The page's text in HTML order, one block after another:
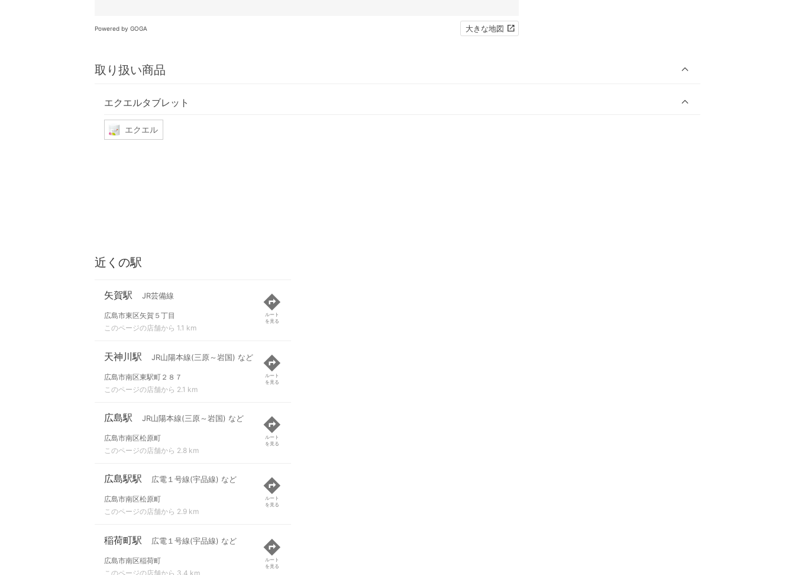
Powered by GOGA 大きな地図
取り扱い商品
エクエルタブレット
エクエル
近くの駅
矢賀駅 JR芸備線
広島市東区矢賀５丁目
このページの店舗から 1.1 km
ルート
を見る
天神川駅 JR山陽本線(三原～岩国) など
広島市南区東駅町２８７
このページの店舗から 2.1 km
ルート
を見る
広島駅 JR山陽本線(三原～岩国) など
広島市南区松原町
このページの店舗から 2.8 km
ルート
を見る
広島駅駅 広電１号線(宇品線) など
広島市南区松原町
このページの店舗から 2.9 km
ルート
を見る
稲荷町駅 広電１号線(宇品線) など
広島市南区稲荷町
このページの店舗から 3.4 km
ルート
を見る